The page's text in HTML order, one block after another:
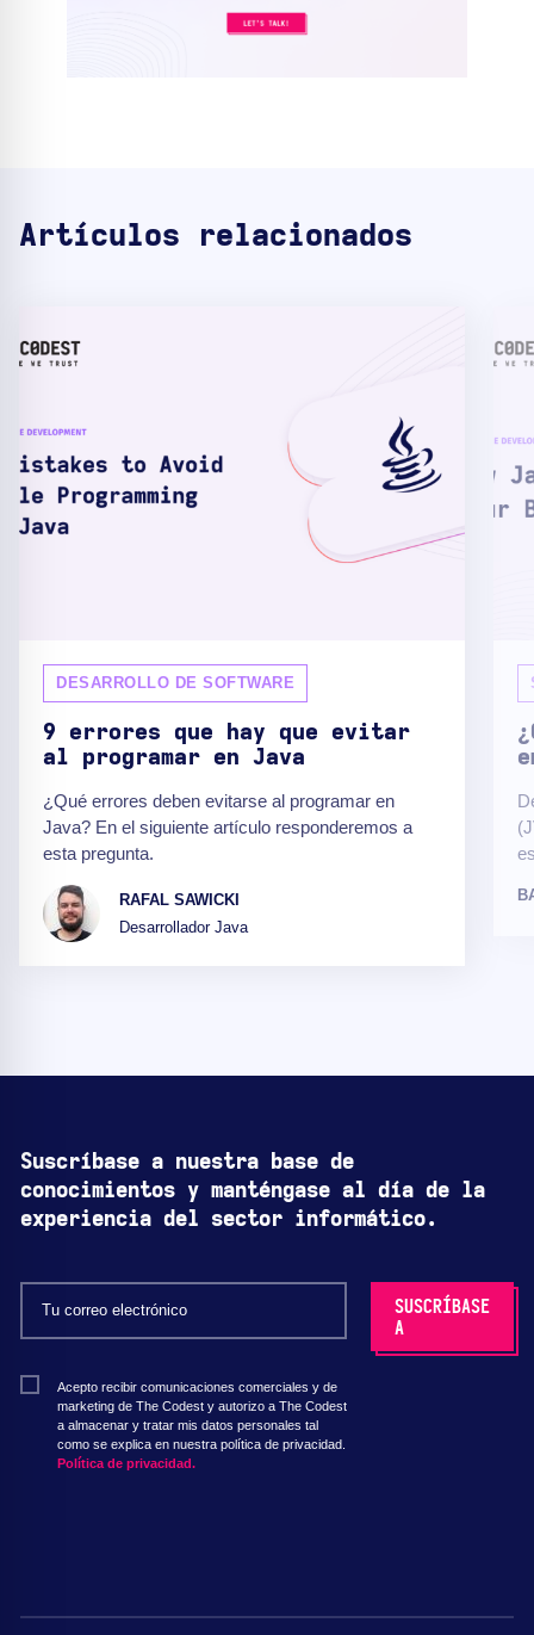
Artículos relacionados
DESARROLLO DE SOFTWARE
9 errores que hay que evitar
al programar en Java
¿Qué errores deben evitarse al programar en
Java? En el siguiente artículo responderemos a
esta pregunta.
RAFAL SAWICKI
Desarrollador Java
Suscríbase a nuestra base de
conocimientos y manténgase al día de la
experiencia del sector informático.
Acepto recibir comunicaciones comerciales y de
marketing de The Codest y autorizo a The Codest
a almacenar y tratar mis datos personales tal
como se explica en nuestra política de privacidad.
Política de privacidad.